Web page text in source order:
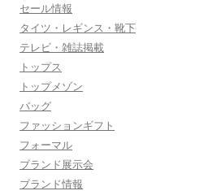
セール情報
タイツ・レギンス・靴下
テレビ・雑誌掲載
トップス
トップメゾン
バッグ
ファッションギフト
フォーマル
ブランド展示会
ブランド情報